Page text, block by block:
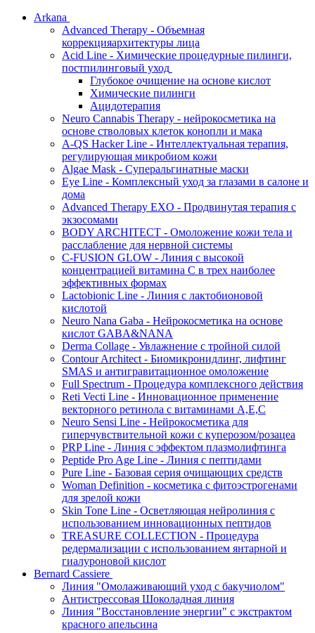
Arkana
Advanced Therapy - Объемная
коррекцияархитектуры лица
Acid Line - Химические процедурные пилинги,
постпилинговый уход
Глубокое очищение на основе кислот
Химические пилинги
Ацидотерапия
Neuro Cannabis Therapy - нейрокосметика на
основе стволовых клеток конопли и мака
A-QS Hacker Line - Интеллектуальная терапия,
регулирующая микробиом кожи
Algae Mask - Суперальгинатные маски
Eye Line - Комплексный уход за глазами в салоне и
дома
Advanced Therapy EXO - Продвинутая терапия с
экзосомами
BODY ARCHITECT - Омоложение кожи тела и
расслабление для нервной системы
C-FUSION GLOW - Линия с высокой
концентрацией витамина C в трех наиболее
эффективных формах
Lactobionic Line - Линия с лактобионовой
кислотой
Neuro Nana Gaba - Нейрокосметика на основе
кислот GABA&NANA
Derma Collage - Увлажнение с тройной силой
Contour Architect - Биомикронидлинг, лифтинг
SMAS и антигравитационное омоложение
Full Spectrum - Процедура комплексного действия
Reti Vecti Line - Инновационное применение
векторного ретинола с витаминами A,Е,С
Neuro Sensi Line - Нейрокосметика для
гиперчувствительной кожи с куперозом/розацеа
PRP Line - Линия с эффектом плазмолифтинга
Peptide Pro Age Line - Линия с пептидами
Pure Line - Базовая серия очищающих средств
Woman Definition - косметика с фитоэстрогенами
для зрелой кожи
Skin Tone Line - Осветляющая нейролиния с
использованием инновационных пептидов
TREASURE COLLECTION - Процедура
редермализации с использованием янтарной и
гиалуроновой кислот
Bernard Cassiere
Линия "Омолаживающий уход с бакучиолом"
Антистрессовая Шоколадная линия
Линия "Восстановление энергии" с экстрактом
красного апельсина